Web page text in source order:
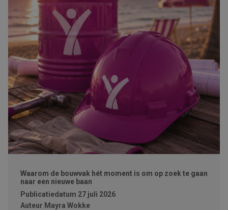
Waarom de bouwvak hét moment is om op zoek te gaan
naar een nieuwe baan
Publicatiedatum 27 juli 2026
Auteur Mayra Wokke